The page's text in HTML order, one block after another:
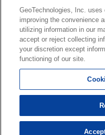
法人向け地図・位置情報サ
図API Windows PC向け地図
サービス
MAP WORLD+
カーナビ地図更新サービ
MapFan スマートメンバーズ
KENWOOD MapFan Club
GeoTechnologies, Inc.
improving the convenience
utilizing information in our
accept or reject collecting
your discretion except
functioning of our site.